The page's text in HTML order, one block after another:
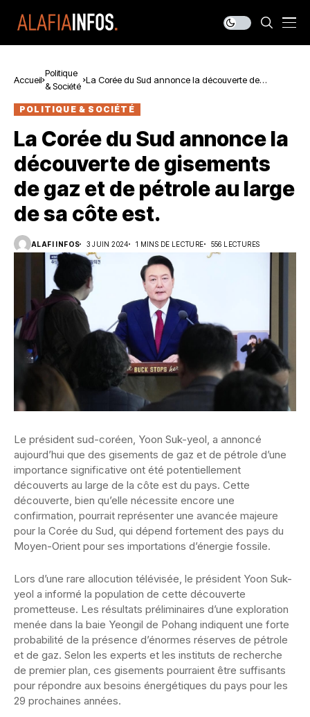
Accueil
Politique
& Société
La Corée du Sud annonce la découverte de
est.
POLITIQUE & SOCIÉTÉ
La Corée du Sud annonce la
découverte de gisements
de gaz et de pétrole au large
de sa côte est.
ALAFI INFOS 3 JUIN 2024 1 MINS DE LECTURE 556 LECTURES
Le président sud-coréen, Yoon Suk-yeol, a annoncé
aujourd’hui que des gisements de gaz et de pétrole d’une
importance significative ont été potentiellement
découverts au large de la côte est du pays. Cette
découverte, bien qu’elle nécessite encore une
confirmation, pourrait représenter une avancée majeure
pour la Corée du Sud, qui dépend fortement des pays du
Moyen-Orient pour ses importations d’énergie fossile.
Lors d’une rare allocution télévisée, le président Yoon Suk-
yeol a informé la population de cette découverte
prometteuse. Les résultats préliminaires d’une exploration
menée dans la baie Yeongil de Pohang indiquent une forte
probabilité de la présence d’énormes réserves de pétrole
et de gaz. Selon les experts et les instituts de recherche
de premier plan, ces gisements pourraient être suffisants
pour répondre aux besoins énergétiques du pays pour les
29 prochaines années.